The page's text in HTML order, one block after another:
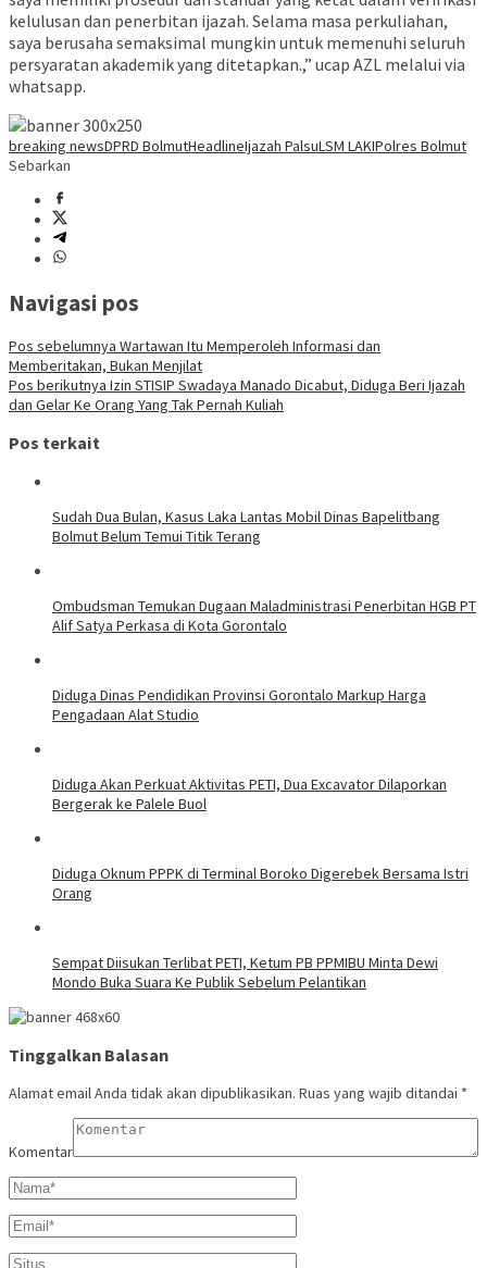
kelulusan dan penerbitan ijazah. Selama masa perkuliahan,
saya berusaha semaksimal mungkin untuk memenuhi seluruh
persyaratan akademik yang ditetapkan.,” ucap AZL melalui via
whatsapp.
breaking newsDPRD BolmutHeadlineIjazah PalsuLSM LAKIPolres Bolmut
Sebarkan
Navigasi pos
Pos sebelumnya Wartawan Itu Memperoleh Informasi dan
Memberitakan, Bukan Menjilat
Pos berikutnya Izin STISIP Swadaya Manado Dicabut, Diduga Beri Ijazah
dan Gelar Ke Orang Yang Tak Pernah Kuliah
Pos terkait
Sudah Dua Bulan, Kasus Laka Lantas Mobil Dinas Bapelitbang
Bolmut Belum Temui Titik Terang
Ombudsman Temukan Dugaan Maladministrasi Penerbitan HGB PT
Alif Satya Perkasa di Kota Gorontalo
Diduga Dinas Pendidikan Provinsi Gorontalo Markup Harga
Pengadaan Alat Studio
Diduga Akan Perkuat Aktivitas PETI, Dua Excavator Dilaporkan
Bergerak ke Palele Buol
Diduga Oknum PPPK di Terminal Boroko Digerebek Bersama Istri
Orang
Sempat Diisukan Terlibat PETI, Ketum PB PPMIBU Minta Dewi
Mondo Buka Suara Ke Publik Sebelum Pelantikan
Tinggalkan Balasan
Alamat email Anda tidak akan dipublikasikan. Ruas yang wajib ditandai *
Komentar